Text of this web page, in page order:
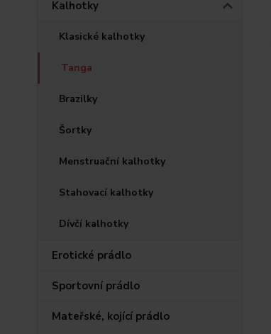
Kalhotky
Klasické kalhotky
Tanga
Brazilky
Šortky
Menstruační kalhotky
Stahovací kalhotky
Dívčí kalhotky
Erotické prádlo
Sportovní prádlo
Mateřské, kojící prádlo